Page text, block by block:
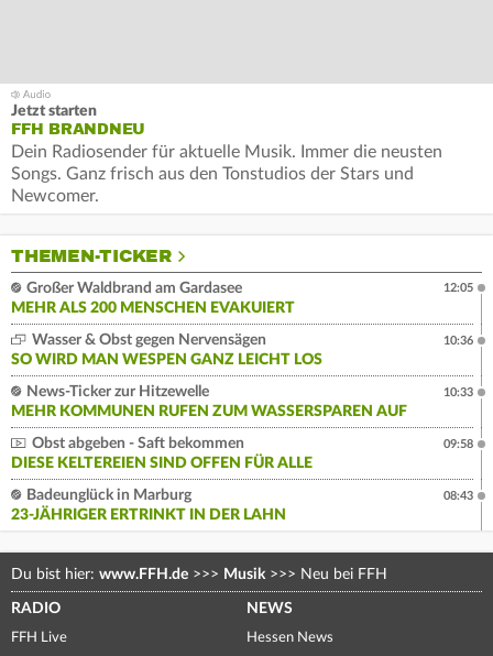
Jetzt starten
FFH BRANDNEU
Dein Radiosender für aktuelle Musik. Immer die neusten
Songs. Ganz frisch aus den Tonstudios der Stars und
Newcomer.
THEMEN-TICKER
Großer Waldbrand am Gardasee
MEHR ALS 200 MENSCHEN EVAKUIERT
12:05
Wasser & Obst gegen Nervensägen
SO WIRD MAN WESPEN GANZ LEICHT LOS
10:36
News-Ticker zur Hitzewelle
MEHR KOMMUNEN RUFEN ZUM WASSERSPAREN AUF
10:33
Obst abgeben - Saft bekommen
DIESE KELTEREIEN SIND OFFEN FÜR ALLE
09:58
Badeunglück in Marburg
23-JÄHRIGER ERTRINKT IN DER LAHN
08:43
Du bist hier: www.FFH.de >>> Musik >>> Neu bei FFH
RADIO
FFH Live
NEWS
Hessen News